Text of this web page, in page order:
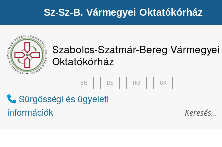
Szabolcs-Szatmár-Bereg Vármegyei
Oktatókórház
Sürgősségi és ügyeleti
információk
EN DE RO UK
Sz-Sz-B. Vármegyei Oktatókórház